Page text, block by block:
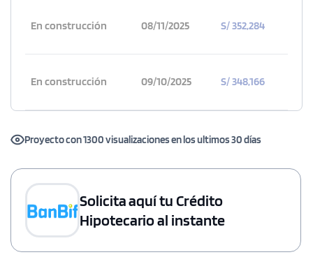
En construcción 08/11/2025 S/ 352,284
En construcción 09/10/2025 S/ 348,166
Proyecto con 1300 visualizaciones en los ultimos 30 días
Solicita aquí tu Crédito
Hipotecario al instante